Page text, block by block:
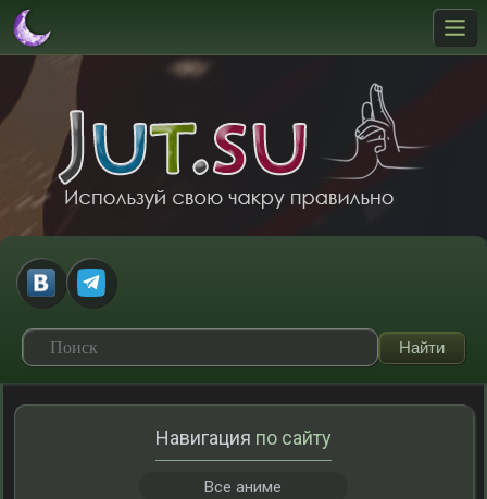
Навигация по сайту
Все аниме